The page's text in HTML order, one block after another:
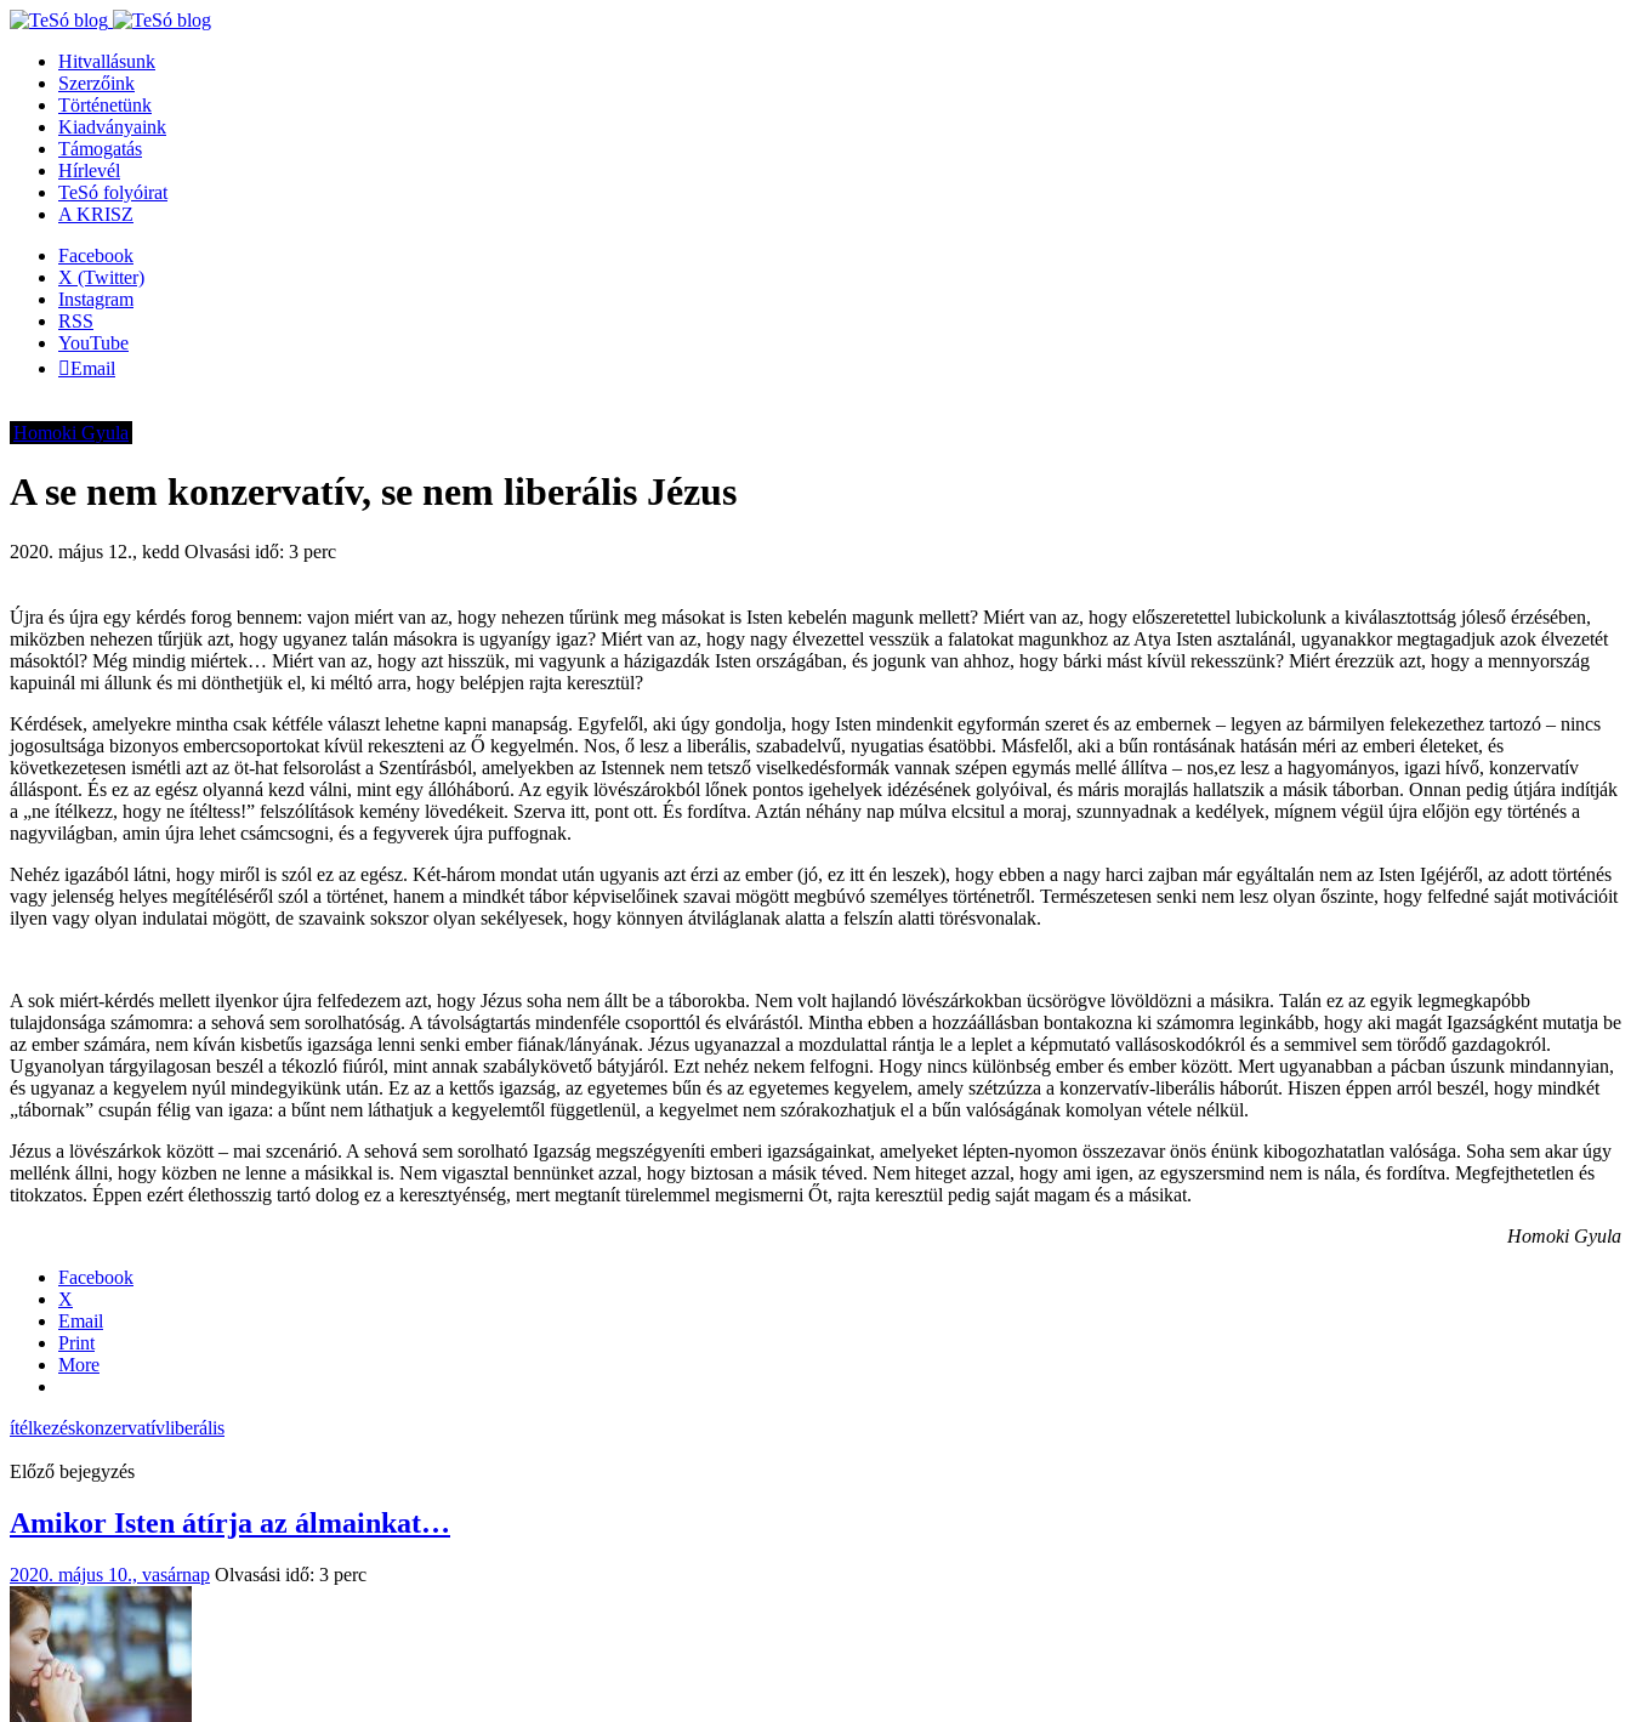
Hitvallásunk
Szerzőink
Történetünk
Kiadványaink
Támogatás
Hírlevél
TeSó folyóirat
A KRISZ
Facebook
X (Twitter)
Instagram
RSS
YouTube
Email
Homoki Gyula
A se nem konzervatív, se nem liberális Jézus
2020. május 12., kedd Olvasási idő: 3 perc
Újra és újra egy kérdés forog bennem: vajon miért van az, hogy nehezen tűrünk meg másokat is Isten kebelén magunk mellett? Miért van az, hogy előszeretettel lubickolunk a kiválasztottság jóleső érzésében,
miközben nehezen tűrjük azt, hogy ugyanez talán másokra is ugyanígy igaz? Miért van az, hogy nagy élvezettel vesszük a falatokat magunkhoz az Atya Isten asztalánál, ugyanakkor megtagadjuk azok élvezetét
másoktól? Még mindig miértek… Miért van az, hogy azt hisszük, mi vagyunk a házigazdák Isten országában, és jogunk van ahhoz, hogy bárki mást kívül rekesszünk? Miért érezzük azt, hogy a mennyország
kapuinál mi állunk és mi dönthetjük el, ki méltó arra, hogy belépjen rajta keresztül?
Kérdések, amelyekre mintha csak kétféle választ lehetne kapni manapság. Egyfelől, aki úgy gondolja, hogy Isten mindenkit egyformán szeret és az embernek – legyen az bármilyen felekezethez tartozó – nincs
jogosultsága bizonyos embercsoportokat kívül rekeszteni az Ő kegyelmén. Nos, ő lesz a liberális, szabadelvű, nyugatias ésatöbbi. Másfelől, aki a bűn rontásának hatásán méri az emberi életeket, és
következetesen ismétli azt az öt-hat felsorolást a Szentírásból, amelyekben az Istennek nem tetsző viselkedésformák vannak szépen egymás mellé állítva – nos,ez lesz a hagyományos, igazi hívő, konzervatív
álláspont. És ez az egész olyanná kezd válni, mint egy állóháború. Az egyik lövészárokból lőnek pontos igehelyek idézésének golyóival, és máris morajlás hallatszik a másik táborban. Onnan pedig útjára indítják
a „ne ítélkezz, hogy ne ítéltess!” felszólítások kemény lövedékeit. Szerva itt, pont ott. És fordítva. Aztán néhány nap múlva elcsitul a moraj, szunnyadnak a kedélyek, mígnem végül újra előjön egy történés a
nagyvilágban, amin újra lehet csámcsogni, és a fegyverek újra puffognak.
Nehéz igazából látni, hogy miről is szól ez az egész. Két-három mondat után ugyanis azt érzi az ember (jó, ez itt én leszek), hogy ebben a nagy harci zajban már egyáltalán nem az Isten Igéjéről, az adott történés
vagy jelenség helyes megítéléséről szól a történet, hanem a mindkét tábor képviselőinek szavai mögött megbúvó személyes történetről. Természetesen senki nem lesz olyan őszinte, hogy felfedné saját motivációit
ilyen vagy olyan indulatai mögött, de szavaink sokszor olyan sekélyesek, hogy könnyen átviláglanak alatta a felszín alatti törésvonalak.
A sok miért-kérdés mellett ilyenkor újra felfedezem azt, hogy Jézus soha nem állt be a táborokba. Nem volt hajlandó lövészárkokban ücsörögve lövöldözni a másikra. Talán ez az egyik legmegkapóbb
tulajdonsága számomra: a sehová sem sorolhatóság. A távolságtartás mindenféle csoporttól és elvárástól. Mintha ebben a hozzáállásban bontakozna ki számomra leginkább, hogy aki magát Igazságként mutatja be
az ember számára, nem kíván kisbetűs igazsága lenni senki ember fiának/lányának. Jézus ugyanazzal a mozdulattal rántja le a leplet a képmutató vallásoskodókról és a semmivel sem törődő gazdagokról.
Ugyanolyan tárgyilagosan beszél a tékozló fiúról, mint annak szabálykövető bátyjáról. Ezt nehéz nekem felfogni. Hogy nincs különbség ember és ember között. Mert ugyanabban a pácban úszunk mindannyian,
és ugyanaz a kegyelem nyúl mindegyikünk után. Ez az a kettős igazság, az egyetemes bűn és az egyetemes kegyelem, amely szétzúzza a konzervatív-liberális háborút. Hiszen éppen arról beszél, hogy mindkét
„tábornak” csupán félig van igaza: a bűnt nem láthatjuk a kegyelemtől függetlenül, a kegyelmet nem szórakozhatjuk el a bűn valóságának komolyan vétele nélkül.
Jézus a lövészárkok között – mai szcenárió. A sehová sem sorolható Igazság megszégyeníti emberi igazságainkat, amelyeket lépten-nyomon összezavar önös énünk kibogozhatatlan valósága. Soha sem akar úgy
mellénk állni, hogy közben ne lenne a másikkal is. Nem vigasztal bennünket azzal, hogy biztosan a másik téved. Nem hiteget azzal, hogy ami igen, az egyszersmind nem is nála, és fordítva. Megfejthetetlen és
titokzatos. Éppen ezért élethosszig tartó dolog ez a keresztyénség, mert megtanít türelemmel megismerni Őt, rajta keresztül pedig saját magam és a másikat.
Homoki Gyula
Facebook
X
Email
Print
More
ítélkezéskonzervatívliberális
Előző bejegyzés
Amikor Isten átírja az álmainkat…
2020. május 10., vasárnap Olvasási idő: 3 perc